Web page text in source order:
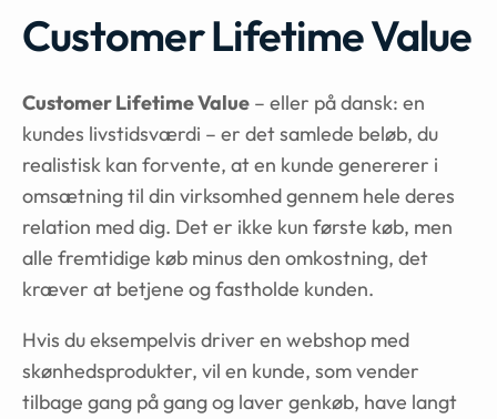
Customer Lifetime Value
Customer Lifetime Value – eller på dansk: en
kundes livstidsværdi – er det samlede beløb, du
realistisk kan forvente, at en kunde genererer i
omsætning til din virksomhed gennem hele deres
relation med dig. Det er ikke kun første køb, men
alle fremtidige køb minus den omkostning, det
kræver at betjene og fastholde kunden.
Hvis du eksempelvis driver en webshop med
skønhedsprodukter, vil en kunde, som vender
tilbage gang på gang og laver genkøb, have langt